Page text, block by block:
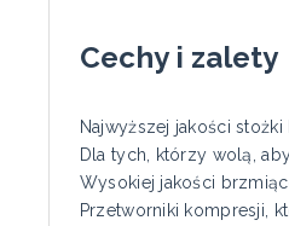
Cechy i zalety
Najwyższej jakości stożki
Dla tych, którzy wolą,
Wysokiej jakości
Przetworniki kompresji,